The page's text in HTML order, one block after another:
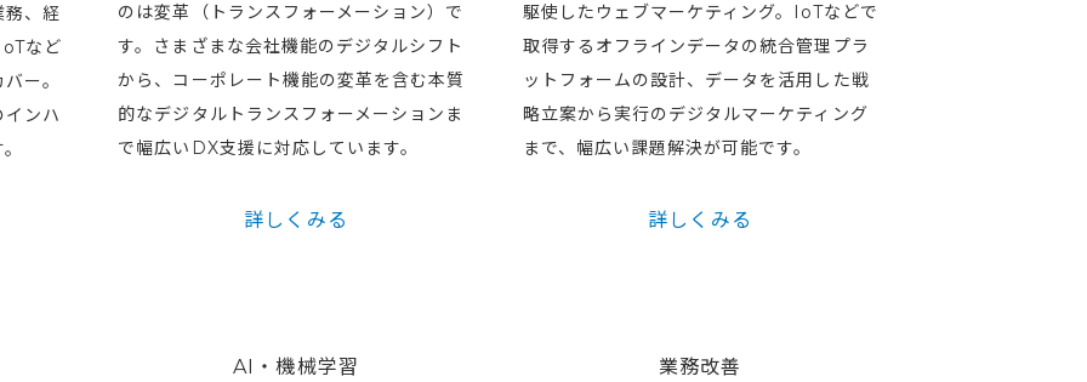
務、経
など
ー。
ンハ
のは変革（トランスフォーメーション）で
す。さまざまな会社機能のデジタルシフト
から、コーポレート機能の変革を含む本質
的なデジタルトランスフォーメーションま
で幅広いDX支援に対応しています。
詳しくみる
駆使したウェブマーケティング。IoTなどで
取得するオフラインデータの統合管理プラ
ットフォームの設計、データを活用した戦
略立案から実行のデジタルマーケティング
まで、幅広い課題解決が可能です。
詳しくみる
AI・機械学習 業務改善